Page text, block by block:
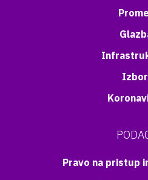
Pravo na pristup